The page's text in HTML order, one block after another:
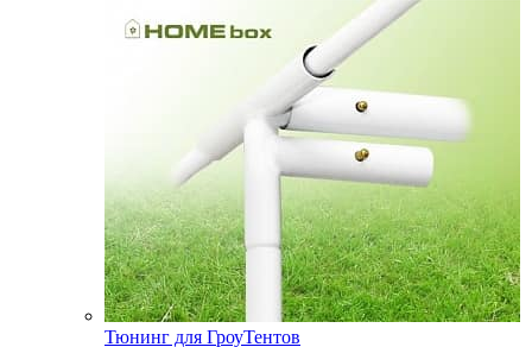
Тюнинг для ГроуТентов